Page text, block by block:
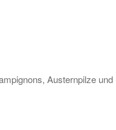
Austernpilze